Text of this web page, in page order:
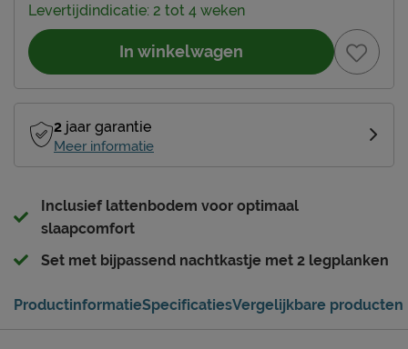
Levertijdindicatie: 2 tot 4 weken
In winkelwagen
2 jaar garantie
Meer informatie
Inclusief lattenbodem voor optimaal
slaapcomfort
Set met bijpassend nachtkastje met 2 legplanken
ProductinformatieSpecificatiesVergelijkbare producten